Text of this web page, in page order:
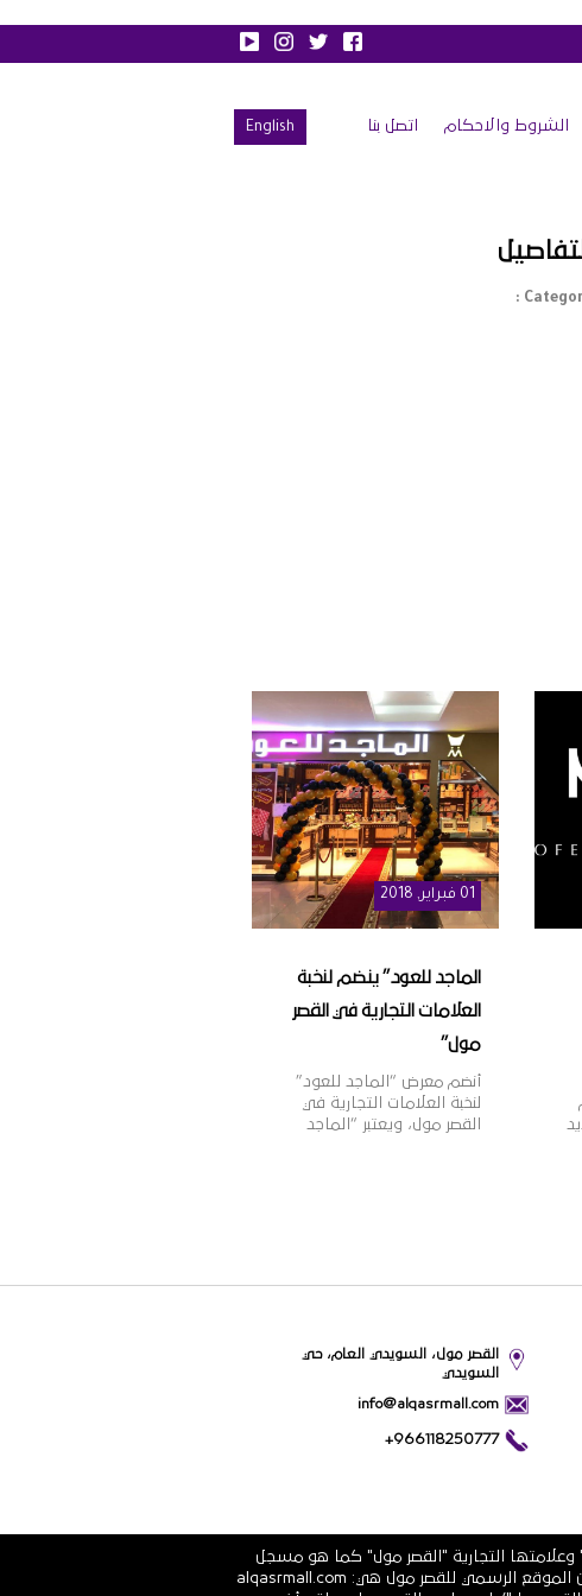
الشروط والاحكام اتصل بنا English
التفاصيل
01 فبراير, 2018
الماجد للعود” ينضم لنخبة
العلامات التجارية في القصر
مول”
أنضم معرض “الماجد للعود”
لنخبة العلامات التجارية في
القصر مول، ويعتبر “الماجد
ورغبات عملائها.
القصر مول، السويدي العام، حي
السويدي
info@alqasrmall.com
+966118250777
وعلامتها التجارية "القصر مول" كما هو مسجل
في الشهادة الرسمية رقم 1010251639 الصادرة عن وزارة التجارة والاستثمار في المملكة العربية السعودية. عناوين الموقع الرسمي للقصر مول هي: alqasrmall.com